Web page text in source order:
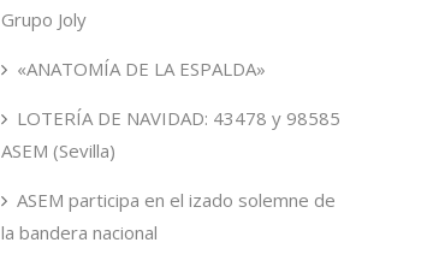
Grupo Joly
«ANATOMÍA DE LA ESPALDA»
LOTERÍA DE NAVIDAD: 43478 y 98585
ASEM (Sevilla)
ASEM participa en el izado solemne de
la bandera nacional